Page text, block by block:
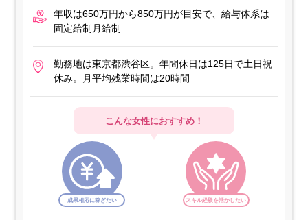
年収は650万円から850万円が目安で、給与体系は
固定給制月給制
勤務地は東京都渋谷区。年間休日は125日で土日祝
休み。月平均残業時間は20時間
こんな女性におすすめ！
成果相応に稼ぎたい スキル経験を活かしたい